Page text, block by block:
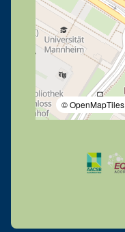
© OpenMapTiles